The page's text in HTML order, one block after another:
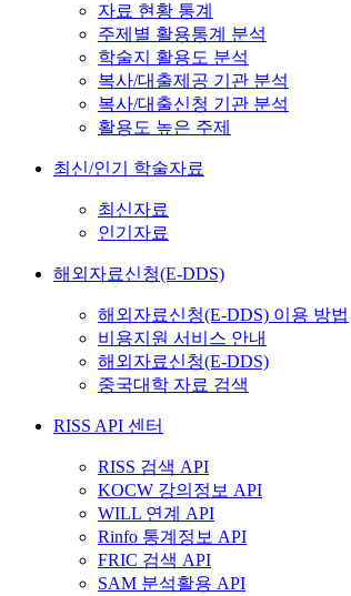
자료 현황 통계
주제별 활용통계 분석
학술지 활용도 분석
복사/대출제공 기관 분석
복사/대출신청 기관 분석
활용도 높은 주제
최신/인기 학술자료
최신자료
인기자료
해외자료신청(E-DDS)
해외자료신청(E-DDS) 이용 방법
비용지원 서비스 안내
해외자료신청(E-DDS)
중국대학 자료 검색
RISS API 센터
RISS 검색 API
KOCW 강의정보 API
WILL 연계 API
Rinfo 통계정보 API
FRIC 검색 API
SAM 분석활용 API